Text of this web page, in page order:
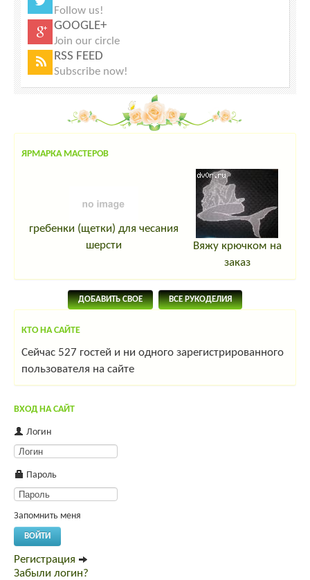
Follow us!
GOOGLE+
Join our circle
RSS FEED
Subscribe now!
ЯРМАРКА МАСТЕРОВ
гребенки (щетки) для чесания
шерсти
Вяжу крючком на
заказ
ДОБАВИТЬ СВОЕ ВСЕ РУКОДЕЛИЯ
КТО НА САЙТЕ
Сейчас 527 гостей и ни одного зарегистрированного
пользователя на сайте
ВХОД НА САЙТ
Логин
Пароль
Запомнить меня
ВОЙТИ
Регистрация
Забыли логин?